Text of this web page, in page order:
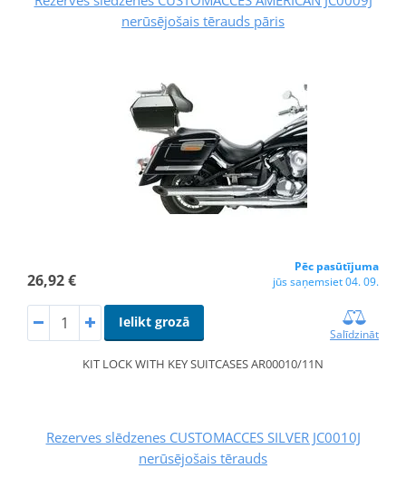
nerūsējošais tērauds pāris
26,92 €
Pēc pasūtījuma
jūs saņemsiet 04. 09.
Ielikt grozā
Salīdzināt
KIT LOCK WITH KEY SUITCASES AR00010/11N
Rezerves slēdzenes CUSTOMACCES SILVER JC0010J
nerūsējošais tērauds